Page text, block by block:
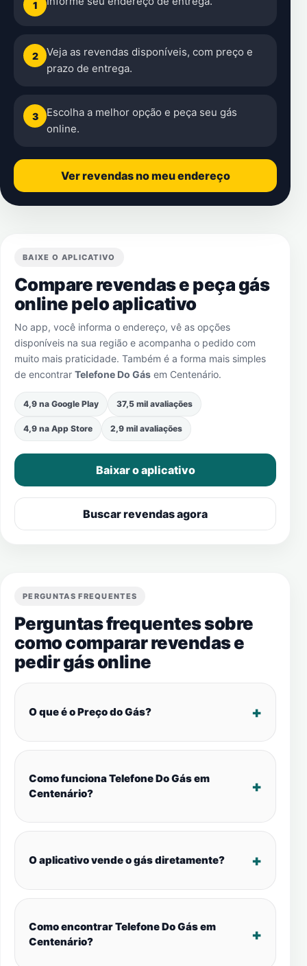
1
2
Veja as revendas disponíveis, com preço e
prazo de entrega.
3
Escolha a melhor opção e peça seu gás
online.
Ver revendas no meu endereço
BAIXE O APLICATIVO
Compare revendas e peça gás
online pelo aplicativo
No app, você informa o endereço, vê as opções
disponíveis na sua região e acompanha o pedido com
muito mais praticidade. Também é a forma mais simples
de encontrar Telefone Do Gás em Centenário.
4,9 na Google Play 37,5 mil avaliações
4,9 na App Store 2,9 mil avaliações
Baixar o aplicativo
Buscar revendas agora
PERGUNTAS FREQUENTES
Perguntas frequentes sobre
como comparar revendas e
pedir gás online
O que é o Preço do Gás?
Como funciona Telefone Do Gás em
Centenário?
O aplicativo vende o gás diretamente?
Como encontrar Telefone Do Gás em
Centenário?